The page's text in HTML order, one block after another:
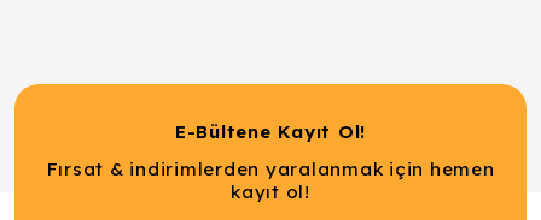
E-Bültene Kayıt Ol!
Fırsat & indirimlerden yaralanmak için hemen
kayıt ol!